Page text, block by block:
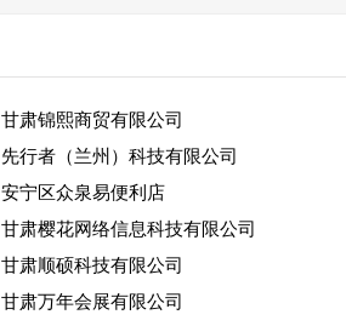
甘肃锦熙商贸有限公司
先行者（兰州）科技有限公司
安宁区众泉易便利店
甘肃樱花网络信息科技有限公司
甘肃顺硕科技有限公司
甘肃万年会展有限公司